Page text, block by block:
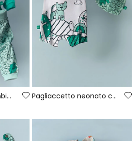
Completo bebè bambino maglia verde Pagliaccetto neonato cotone colore bianco